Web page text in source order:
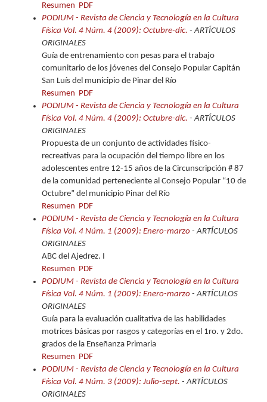
Resumen PDF
PODIUM - Revista de Ciencia y Tecnología en la Cultura
Física Vol. 4 Núm. 4 (2009): Octubre-dic. - ARTÍCULOS
ORIGINALES
Guía de entrenamiento con pesas para el trabajo
comunitario de los jóvenes del Consejo Popular Capitán
San Luís del municipio de Pinar del Río
Resumen PDF
PODIUM - Revista de Ciencia y Tecnología en la Cultura
Física Vol. 4 Núm. 4 (2009): Octubre-dic. - ARTÍCULOS
ORIGINALES
Propuesta de un conjunto de actividades físico-
recreativas para la ocupación del tiempo libre en los
adolescentes entre 12-15 años de la Circunscripción # 87
de la comunidad perteneciente al Consejo Popular “10 de
Octubre” del municipio Pinar del Río
Resumen PDF
PODIUM - Revista de Ciencia y Tecnología en la Cultura
Física Vol. 4 Núm. 1 (2009): Enero-marzo - ARTÍCULOS
ORIGINALES
ABC del Ajedrez. I
Resumen PDF
PODIUM - Revista de Ciencia y Tecnología en la Cultura
Física Vol. 4 Núm. 1 (2009): Enero-marzo - ARTÍCULOS
ORIGINALES
Guía para la evaluación cualitativa de las habilidades
motrices básicas por rasgos y categorías en el 1ro. y 2do.
grados de la Enseñanza Primaria
Resumen PDF
PODIUM - Revista de Ciencia y Tecnología en la Cultura
Física Vol. 4 Núm. 3 (2009): Julio-sept. - ARTÍCULOS
ORIGINALES